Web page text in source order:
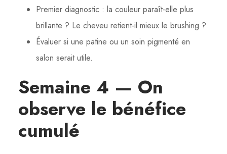
Premier diagnostic : la couleur paraît-elle plus
brillante ? Le cheveu retient-il mieux le brushing ?
Évaluer si une patine ou un soin pigmenté en
salon serait utile.
Semaine 4 — On
observe le bénéfice
cumulé